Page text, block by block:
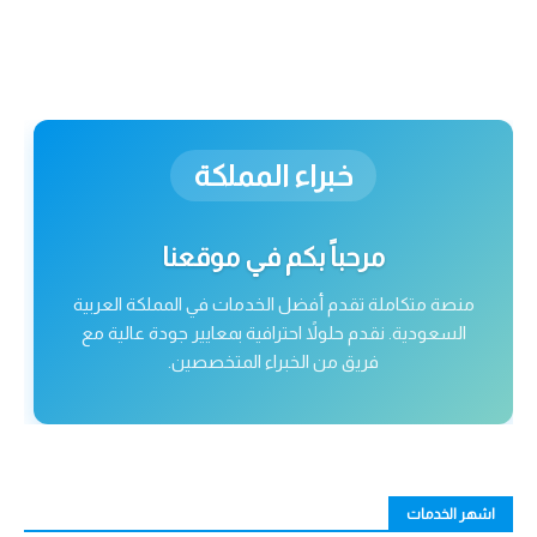
خبراء المملكة
مرحباً بكم في موقعنا
منصة متكاملة تقدم أفضل الخدمات في المملكة العربية
السعودية. نقدم حلولاً احترافية بمعايير جودة عالية مع
فريق من الخبراء المتخصصين.
اشهر الخدمات